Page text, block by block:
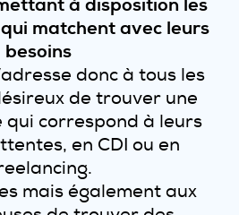
à disposition les
matchent avec leurs
besoins
donc à tous les
de trouver une
qui correspond à leurs
en CDI ou en
mais également aux